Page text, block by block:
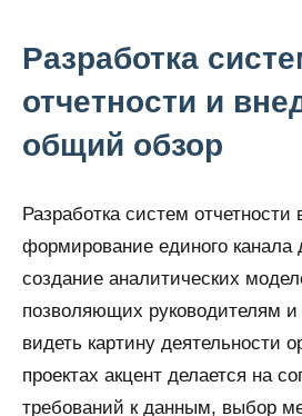
Разработка
отчетности и
общий обзор
Разработка систем отчетности
формирование единого канала
создание аналитических
позволяющих руководителям
видеть картину деятельности
проектах акцент делается на
требований к данным, выбор